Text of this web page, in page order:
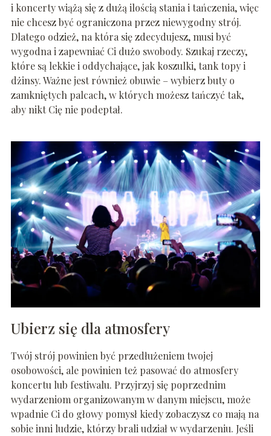
i koncerty wiążą się z dużą ilością stania i tańczenia, więc
nie chcesz być ograniczona przez niewygodny strój.
Dlatego odzież, na która się zdecydujesz, musi być
wygodna i zapewniać Ci dużo swobody. Szukaj rzeczy,
które są lekkie i oddychające, jak koszulki, tank topy i
dżinsy. Ważne jest również obuwie – wybierz buty o
zamkniętych palcach, w których możesz tańczyć tak,
aby nikt Cię nie podeptał.
Ubierz się dla atmosfery
Twój strój powinien być przedłużeniem twojej
osobowości, ale powinien też pasować do atmosfery
koncertu lub festiwalu. Przyjrzyj się poprzednim
wydarzeniom organizowanym w danym miejscu, może
wpadnie Ci do głowy pomysł kiedy zobaczysz co mają na
sobie inni ludzie, którzy brali udział w wydarzeniu. Jeśli